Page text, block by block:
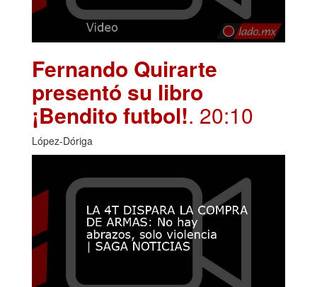
Fernando Quirarte
presentó su libro
¡Bendito futbol!. 20:10
López-Dóriga